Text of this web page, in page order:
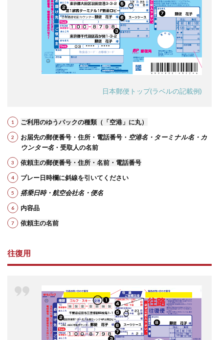
日本郵便トップ(ラベルの記載例)
ご利用のゆうパックの種類（「空港」に丸）
お届先の郵便番号・住所・電話番号・ 空港名・ターミナル名・カ
ウンター名・受取人の名前
依頼主の郵便番号・住所・名前・電話番号
プレー日時欄に斜線を引いてください
搭乗日時・航空会社名・便名
内容品
依頼主の名前
往復用